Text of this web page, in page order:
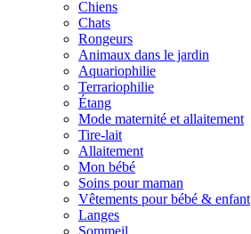
Chiens
Chats
Rongeurs
Animaux dans le jardin
Aquariophilie
Terrariophilie
Étang
Mode maternité et allaitement
Tire-lait
Allaitement
Mon bébé
Soins pour maman
Vêtements pour bébé & enfant
Langes
Sommeil